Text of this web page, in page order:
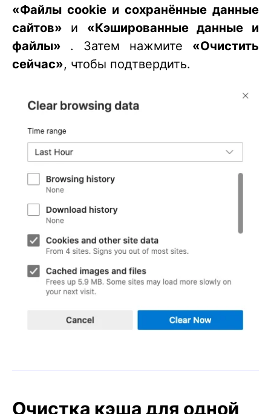
«Файлы cookie и сохранённые данные
сайтов» и «Кэшированные данные и
файлы» . Затем нажмите «Очистить
сейчас», чтобы подтвердить.
Очистка кэша для одной